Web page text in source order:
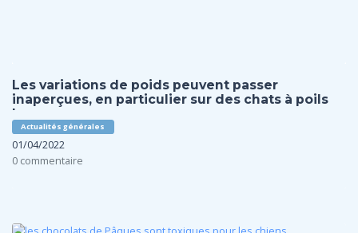
Les variations de poids peuvent passer
inaperçues, en particulier sur des chats à poils
longs.
Actualités générales
01/04/2022
0 commentaire